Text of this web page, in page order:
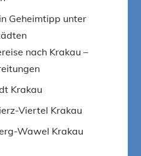
Geheimtipp unter
nach Krakau –
Krakau
Viertel Krakau
Wawel Krakau